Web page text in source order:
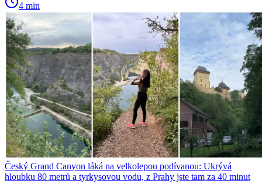
4 min
Český Grand Canyon láká na velkolepou podívanou: Ukrývá
hloubku 80 metrů a tyrkysovou vodu, z Prahy jste tam za 40 minut